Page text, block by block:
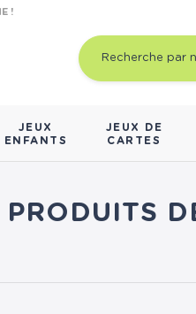
!
JEUX
ENFANTS
JEUX DE
CARTES
PRODUITS